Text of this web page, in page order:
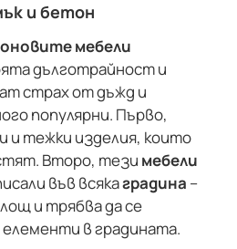
и бетон
мебели
дълготрайност и
страх от дъжд и
популярни. Първо,
и тежки изделия, които
Второ, тези мебели
във всякаградина –
и трябва да се
елементи в градината.